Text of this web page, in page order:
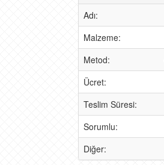
Adı:
Malzeme:
Metod:
Ücret:
Teslim Süresi:
Sorumlu:
Diğer: